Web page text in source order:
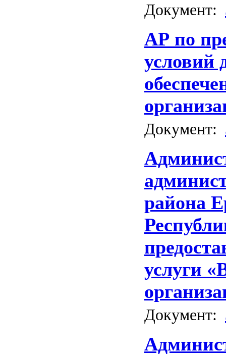
Документ:
АР по
условий
Документ:
района
услуги
Документ: